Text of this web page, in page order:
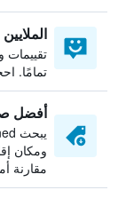
تقييمات
تمامًا.
أفضل
ومكان
مقارنة